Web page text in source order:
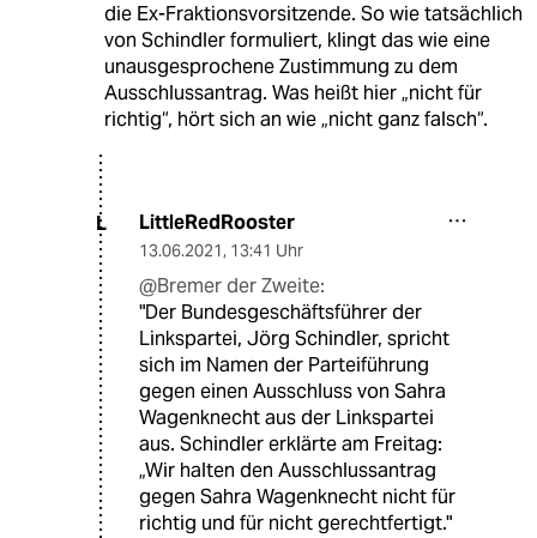
die Ex-Fraktionsvorsitzende. So wie tatsächlich
von Schindler formuliert, klingt das wie eine
unausgesprochene Zustimmung zu dem
Ausschlussantrag. Was heißt hier „nicht für
richtig“, hört sich an wie „nicht ganz falsch“.
L LittleRedRooster
13.06.2021, 13:41 Uhr
@Bremer der Zweite:
"Der Bundesgeschäftsführer der
Linkspartei, Jörg Schindler, spricht
sich im Namen der Parteiführung
gegen einen Ausschluss von Sahra
Wagenknecht aus der Linkspartei
aus. Schindler erklärte am Freitag:
„Wir halten den Ausschlussantrag
gegen Sahra Wagenknecht nicht für
richtig und für nicht gerechtfertigt."